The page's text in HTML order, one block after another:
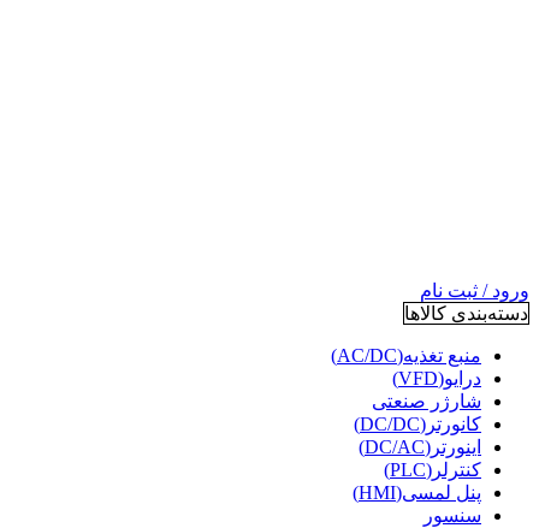
ورود / ثبت نام
دسته‌بندی کالاها
منبع تغذیه(AC/DC)
درایو(VFD)
شارژر صنعتی
کانورتر(DC/DC)
اینورتر(DC/AC)
کنترلر(PLC)
پنل لمسی(HMI)
سنسور